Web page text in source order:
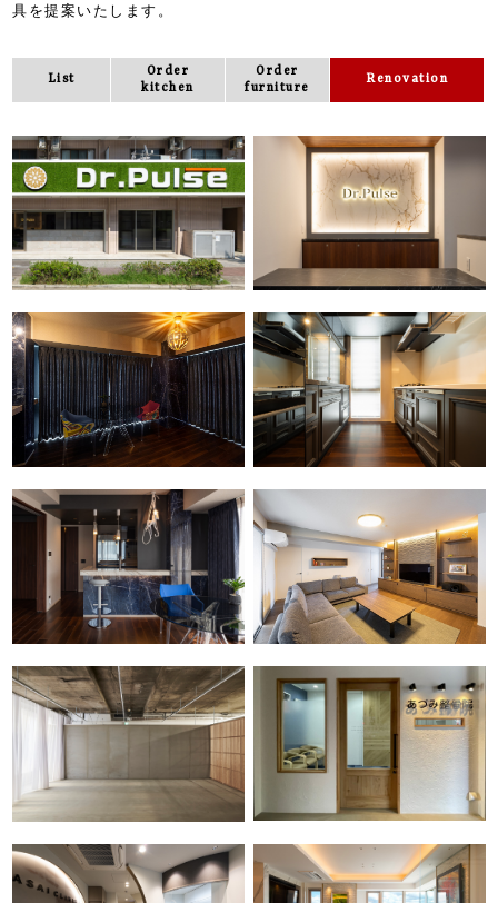
具を提案いたします。
List
Order
kitchen
Order
furniture
Renovation